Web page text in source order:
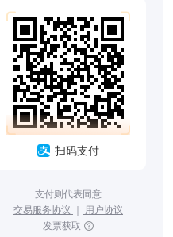
扫码支付
支付则代表同意
交易服务协议 ｜ 用户协议
发票获取